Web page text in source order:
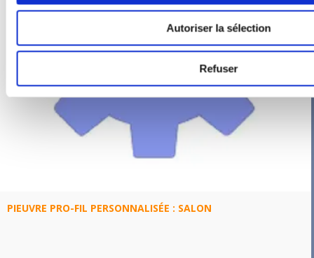
Autoriser la sélection
Refuser
PIEUVRE PRO-FIL PERSONNALISÉE : SALON